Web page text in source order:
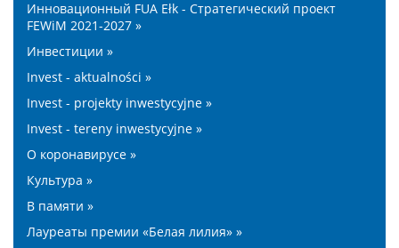
Инновационный FUA Ełk - Стратегический проект
FEWiM 2021-2027 »
Инвестиции »
Invest - aktualności »
Invest - projekty inwestycyjne »
Invest - tereny inwestycyjne »
О коронавирусе »
Культура »
В памяти »
Лауреаты премии «Белая лилия» »